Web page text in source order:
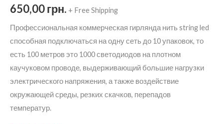
650,00грн. + Free Shipping
Профессиональная коммерческая гирлянда нить string led
способная подключаться на одну сеть до 10 упаковок, то
есть 100 метров это 1000 светодиодов на плотном
каучуковом проводе, выдерживающий большие нагрузки
электрического напряжения, а также воздействие
окружающей среды, резких скачков, перепадов
температур.